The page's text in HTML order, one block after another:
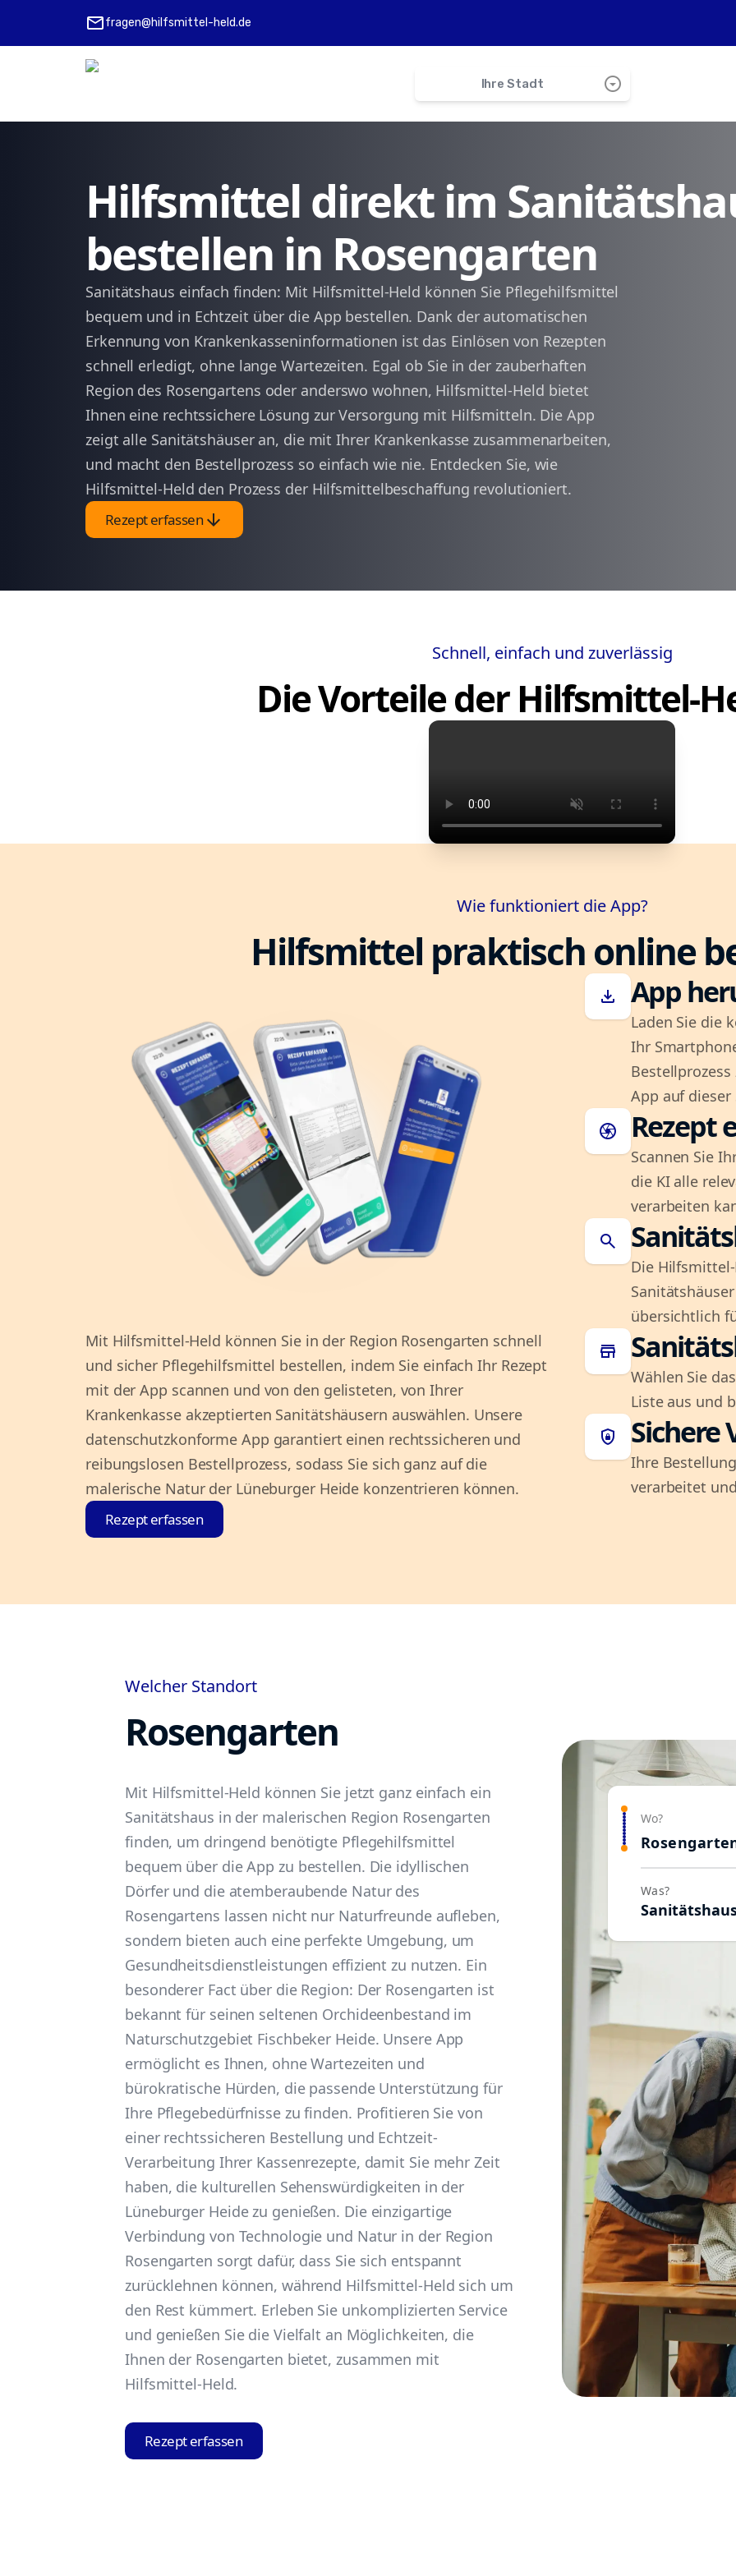
mailfragen@hilfsmittel-held.de
Ihre Stadt arrow_drop_down_circle
Schwäbisch Hall
Fichtenberg
Oberrot
Untermünkheim
arrow_back 1 arrow_forward
Hilfsmittel direkt im
bestellen in Rosengarten
Sanitätshaus einfach finden: Mit Hilfsmittel-Held können Sie Pflegehilfsmittel
bequem und in Echtzeit über die App bestellen. Dank der automatischen
Erkennung von Krankenkasseninformationen ist das Einlösen von Rezepten
schnell erledigt, ohne lange Wartezeiten. Egal ob Sie in der zauberhaften
Region des Rosengartens oder anderswo wohnen, Hilfsmittel-Held bietet
Ihnen eine rechtssichere Lösung zur Versorgung mit Hilfsmitteln. Die App
zeigt alle Sanitätshäuser an, die mit Ihrer Krankenkasse zusammenarbeiten,
und macht den Bestellprozess so einfach wie nie. Entdecken Sie, wie
Hilfsmittel-Held den Prozess der Hilfsmittelbeschaffung revolutioniert.
Rezept erfassenarrow_downward
Schnell, einfach und zuverlässig
Die Vorteile der Hilfsmittel-
Wie funktioniert die App?
Hilfsmittel praktisch online
Mit Hilfsmittel-Held können Sie in der Region Rosengarten schnell
und sicher Pflegehilfsmittel bestellen, indem Sie einfach Ihr Rezept
mit der App scannen und von den gelisteten, von Ihrer
Krankenkasse akzeptierten Sanitätshäusern auswählen. Unsere
datenschutzkonforme App garantiert einen rechtssicheren und
reibungslosen Bestellprozess, sodass Sie sich ganz auf die
malerische Natur der Lüneburger Heide konzentrieren können.
Rezept erfassen
download App
Laden Sie die
Ihr
App auf dieser
camera Rezept
Scannen Sie
die KI alle
verarbeiten
search
Die
übersichtlich
store
Wählen Sie
Liste aus und
shield_lock Sichere
Ihre
verarbeitet
Welcher Standort
Rosengarten
Mit Hilfsmittel-Held können Sie jetzt ganz einfach ein
Sanitätshaus in der malerischen Region Rosengarten
finden, um dringend benötigte Pflegehilfsmittel
bequem über die App zu bestellen. Die idyllischen
Dörfer und die atemberaubende Natur des
Rosengartens lassen nicht nur Naturfreunde aufleben,
sondern bieten auch eine perfekte Umgebung, um
Gesundheitsdienstleistungen effizient zu nutzen. Ein
besonderer Fact über die Region: Der Rosengarten ist
bekannt für seinen seltenen Orchideenbestand im
Naturschutzgebiet Fischbeker Heide. Unsere App
ermöglicht es Ihnen, ohne Wartezeiten und
bürokratische Hürden, die passende Unterstützung für
Ihre Pflegebedürfnisse zu finden. Profitieren Sie von
einer rechtssicheren Bestellung und Echtzeit-
Verarbeitung Ihrer Kassenrezepte, damit Sie mehr Zeit
haben, die kulturellen Sehenswürdigkeiten in der
Lüneburger Heide zu genießen. Die einzigartige
Verbindung von Technologie und Natur in der Region
Rosengarten sorgt dafür, dass Sie sich entspannt
zurücklehnen können, während Hilfsmittel-Held sich um
den Rest kümmert. Erleben Sie unkomplizierten Service
und genießen Sie die Vielfalt an Möglichkeiten, die
Ihnen der Rosengarten bietet, zusammen mit
Hilfsmittel-Held.
Rezept erfassen
Wo?
Was?